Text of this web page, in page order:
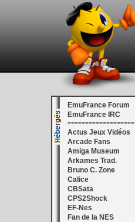
EmuFrance Forum
EmuFrance IRC
===================
Actus Jeux Vidéos
Arcade Fans
Amiga Museum
Arkames Trad.
Bruno C. Zone
Calice
CBSata
CPS2Shock
EF-Nes
Fan de la NES